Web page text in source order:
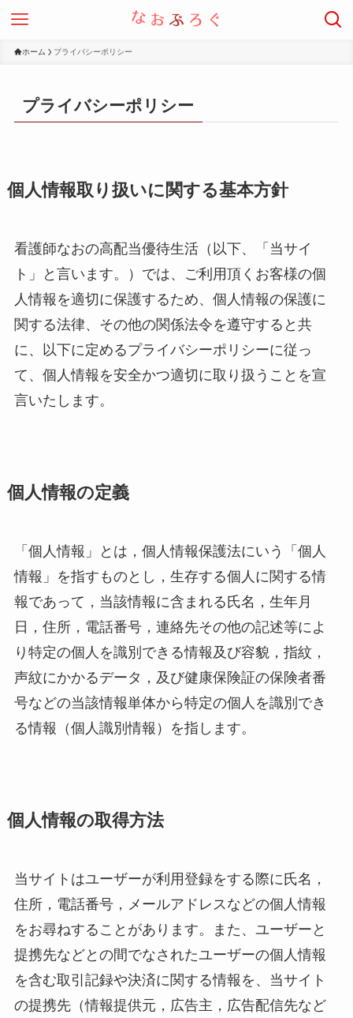
ホーム プライバシーポリシー
プライバシーポリシー
個人情報取り扱いに関する基本方針
看護師なおの高配当優待生活（以下、「当サイ
ト」と言います。）では、ご利用頂くお客様の個
人情報を適切に保護するため、個人情報の保護に
関する法律、その他の関係法令を遵守すると共
に、以下に定めるプライバシーポリシーに従っ
て、個人情報を安全かつ適切に取り扱うことを宣
言いたします。
個人情報の定義
「個人情報」とは，個人情報保護法にいう「個人
情報」を指すものとし，生存する個人に関する情
報であって，当該情報に含まれる氏名，生年月
日，住所，電話番号，連絡先その他の記述等によ
り特定の個人を識別できる情報及び容貌，指紋，
声紋にかかるデータ，及び健康保険証の保険者番
号などの当該情報単体から特定の個人を識別でき
る情報（個人識別情報）を指します。
個人情報の取得方法
当サイトはユーザーが利用登録をする際に氏名，
住所，電話番号，メールアドレスなどの個人情報
をお尋ねすることがあります。また、ユーザーと
提携先などとの間でなされたユーザーの個人情報
を含む取引記録や決済に関する情報を、当サイト
の提携先（情報提供元，広告主，広告配信先など